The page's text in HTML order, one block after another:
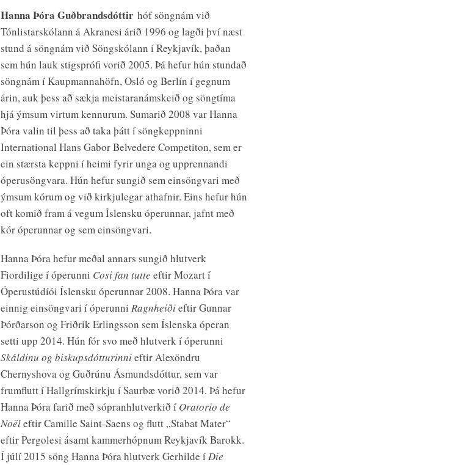
Hanna Þóra Guðbrandsdóttirhóf söngnám við
Tónlistarskólann á Akranesi árið 1996 og lagði því næst
stund á söngnám við Söngskólann í Reykjavík, þaðan
sem hún lauk stigsprófi vorið 2005. Þá hefur hún stundað
söngnám í Kaupmannahöfn, Osló og Berlín í gegnum
árin, auk þess að sækja meistaranámskeið og söngtíma
hjá ýmsum virtum kennurum. Sumarið 2008 var Hanna
Þóra valin til þess að taka þátt í söngkeppninni
International Hans Gabor Belvedere Competiton, sem er
ein stærsta keppni í heimi fyrir unga og upprennandi
óperusöngvara. Hún hefur sungið sem einsöngvari með
ýmsum kórum og við kirkjulegar athafnir. Eins hefur hún
oft komið fram á vegum Íslensku óperunnar, jafnt með
kór óperunnar og sem einsöngvari.
Hanna Þóra hefur meðal annars sungið hlutverk
Fiordilige í óperunni Cosi fan tutte eftir Mozart í
Óperustúdíói Íslensku óperunnar 2008. Hanna Þóra var
einnig einsöngvari í óperunniRagnheiðieftir Gunnar
Þórðarson og Friðrik Erlingsson sem Íslenska óperan
setti upp 2014. Hún fór svo með hlutverk í óperunni
Skáldinu og biskupsdótturinnieftir Alexöndru
Chernyshova og Guðrúnu Ásmundsdóttur, sem var
frumflutt í Hallgrímskirkju í Saurbæ vorið 2014. Þá hefur
Hanna Þóra farið með sópranhlutverkið í Oratorio de
Noëleftir Camille Saint-Saens og flutt „Stabat Mater“
eftir Pergolesi ásamt kammerhópnum Reykjavík Barokk.
Í júlí 2015 söng Hanna Þóra hlutverk Gerhilde íDie